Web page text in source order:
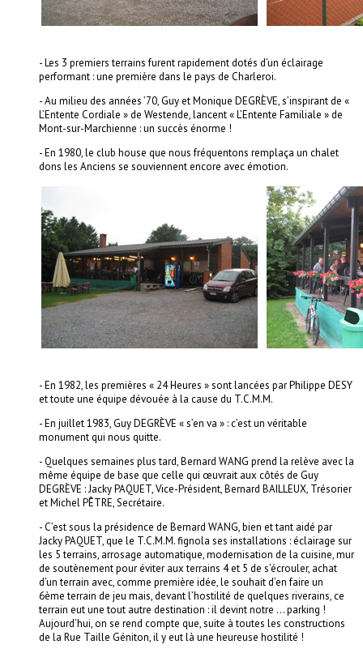
- Les 3 premiers terrains furent rapidement dotés d’un éclairage
performant : une première dans le pays de Charleroi.
-Au milieu des années ’70, Guy et Monique DEGRÈVE, s’inspirant de «
L’Entente Cordiale » de Westende, lancent « L’Entente Familiale » de
Mont-sur-Marchienne : un succès énorme !
-En 1980, le club house que nous fréquentons remplaça un chalet
dons les Anciens se souviennent encore avec émotion.
- En 1982, les premières « 24 Heures » sont lancées par Philippe DESY
et toute une équipe dévouée à la cause du T.C.M.M.
-En juillet 1983, Guy DEGRÈVE « s’en va » : c’est un véritable
monument qui nous quitte.
-Quelques semaines plus tard, Bernard WANG prend la relève avec la
même équipe de base que celle qui œuvrait aux côtés de Guy
DEGRÈVE : Jacky PAQUET, Vice-Président, Bernard BAILLEUX, Trésorier
et Michel PÊTRE, Secrétaire.
-C’est sous la présidence de Bernard WANG, bien et tant aidé par
Jacky PAQUET, que le T.C.M.M. fignola ses installations : éclairage sur
les 5 terrains, arrosage automatique, modernisation de la cuisine, mur
de soutènement pour éviter aux terrains 4 et 5 de s’écrouler, achat
d’un terrain avec, comme première idée, le souhait d’en faire un
6ème terrain de jeu mais, devant l’hostilité de quelques riverains, ce
terrain eut une tout autre destination : il devint notre … parking !
Aujourd’hui, on se rend compte que, suite à toutes les constructions
de la Rue Taille Géniton, il y eut là une heureuse hostilité !